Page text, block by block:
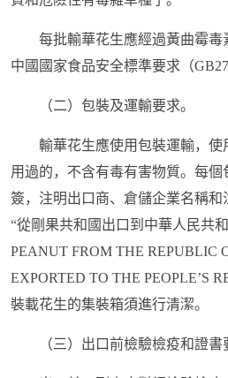
每批輸華花生應經過黃曲霉毒
中國國家食品安全標準要求（
（二）包裝及運輸要求。
輸華花生應使用包裝運輸，使
用過的，不含有毒有害物質。每
簽，注明出口商、倉儲企業名稱
“從剛果共和國出口到中華人民共
PEANUT FROM THE REPUBLIC
EXPORTED TO THE PEOPLE’S
裝載花生的集裝箱須進行清潔。
（三）出口前檢驗檢疫和證書